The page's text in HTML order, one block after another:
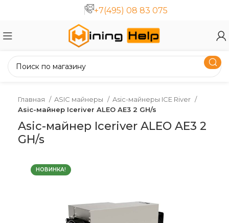
+7(495) 08 83 075
Главная ASIC майнеры
Asic-майнеры ICE River
Asic-майнер Iceriver ALEO AE3 2 GH/s
Asic-майнер Iceriver ALEO AE3 2
GH/s
НОВИНКА!